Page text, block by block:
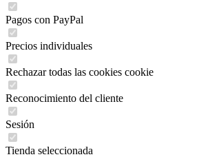
Pagos con PayPal
Precios individuales
Rechazar todas las cookies cookie
Reconocimiento del cliente
Sesión
Tienda seleccionada